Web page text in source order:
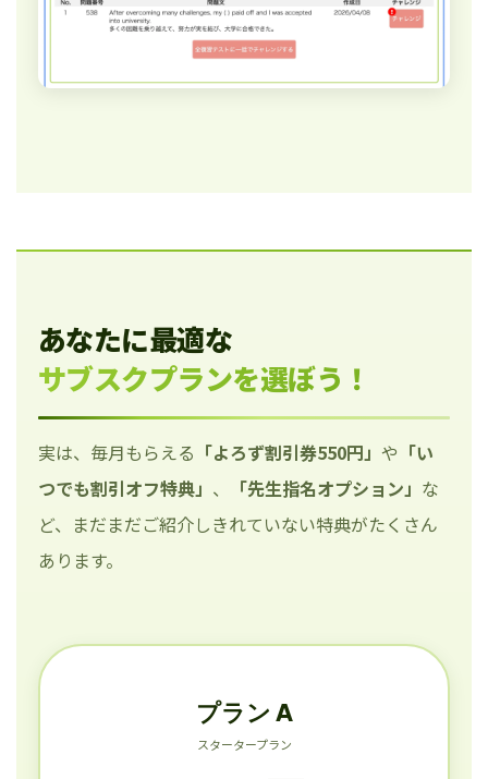
あなたに最適な
サブスクプランを選ぼう！
実は、毎月もらえる 「よろず割引券550円」 や 「い
つでも割引オフ特典」 、 「先生指名オプション」 な
ど、まだまだご紹介しきれていない特典がたくさん
あります。
プラン A
スタータープラン